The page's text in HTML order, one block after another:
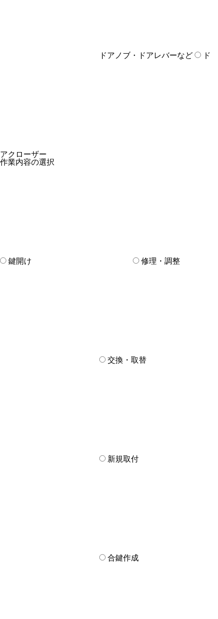
ドアノブ・ドアレバーなど ド
アクローザー
作業内容の選択
鍵開け 修理・調整
交換・取替
新規取付
合鍵作成